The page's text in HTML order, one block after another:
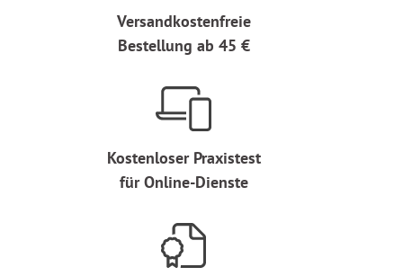
Versandkostenfreie
Bestellung ab 45 €
Kostenloser Praxistest
für Online-Dienste